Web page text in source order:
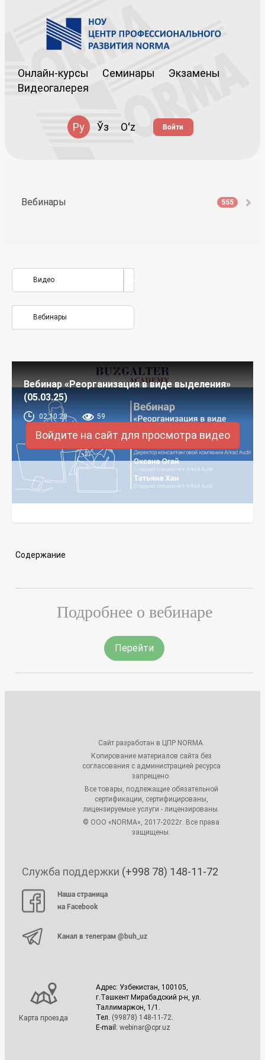
Онлайн-курсы Семинары
Экзамены
Видеогалерея
Ру Ўз Oʻz Войти
Вебинары 555
Видео
Вебинары
Вебинар «Реорганизация в виде выделения»
(05.03.25)
02:10:23 59
Войдите на сайт для просмотра видео
Содержание
Подробнее о вебинаре
Перейти
Сайт разработан в ЦПР NORMA.
Копирование материалов сайта без
согласования с администрацией ресурса
запрещено.
Все товары, подлежащие обязательной
сертификации, сертифицированы,
лицензируемые услуги - лицензированы.
© ООО «NORMA», 2017-2022г. Все права
защищены.
Служба поддержки (+998 78) 148-11-72
Наша страница
на Facebook
Канал в телеграм @buh_uz
Карта проезда
Адрес: Узбекистан, 100105,
г.Ташкент Мирабадский р-н, ул.
Таллимаржон, 1/1.
Тел. (99878) 148-11-72
E-mail: webinar@cpr.uz